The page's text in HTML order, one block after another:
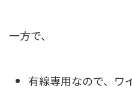
一方で、
有線専用なので、ワ